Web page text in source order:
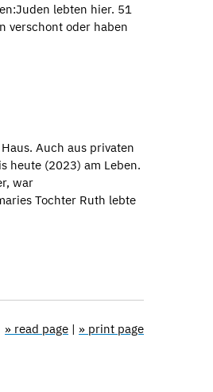
lebten hier. 51
verschont oder haben
Auch aus privaten
heute (2023) am Leben.
war
Tochter Ruth lebte
» read page | » print page